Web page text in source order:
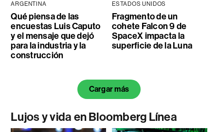
ARGENTINA
Qué piensa de las
encuestas Luis Caputo
y el mensaje que dejó
para la industria y la
construcción
ESTADOS UNIDOS
Fragmento de un
cohete Falcon 9 de
SpaceX impacta la
superficie de la Luna
Cargar más
Lujos y vida en Bloomberg Línea